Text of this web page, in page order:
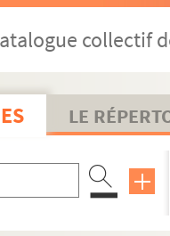
collectif
LE
Saint Pothyrion
Saint Pothyrion
Saint Piamon - Sainte Piame
Saint Piamon - Sainte Piame
Saint Piamon - Sainte Piame
Saint Pior